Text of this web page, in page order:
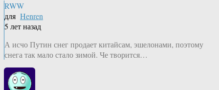
RWW
для Henren
5 лет назад
А исчо Путин снег продает китайсам, эшелонами, поэтому
снега так мало стало зимой. Че творится…